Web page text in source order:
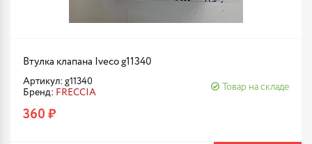
Втулка клапана Iveco g11340
Артикул: g11340
Бренд: FRECCIA
Товар на складе
360 ₽